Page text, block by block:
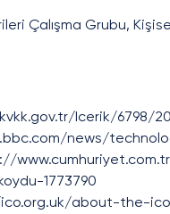
Çalışma Grubu,
Icerik/6798/
news/
1773790
about-the-ico/